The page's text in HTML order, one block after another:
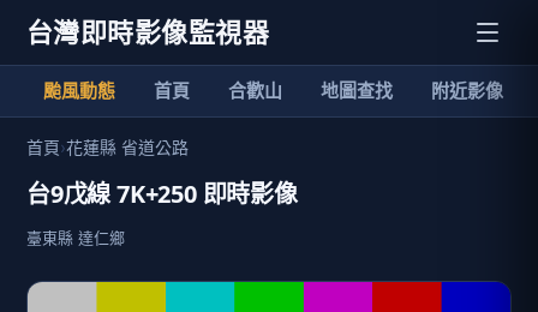
台灣即時影像監視器
颱風動態 首頁 合歡山 地圖查找 附近影像
首頁›花蓮縣 省道公路
台9戊線 7K+250 即時影像
臺東縣 達仁鄉